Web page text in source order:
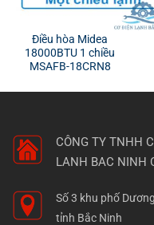
Điều hòa Midea
18000BTU 1 chiều
MSAFB-18CRN8
CÔNG TY TNHH
LANH BAC NINH
Số 3 khu phố
tỉnh Bắc Ninh